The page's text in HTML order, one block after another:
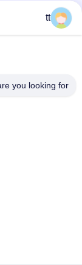
Solenoid Valve Coil
2 Way Brass
10 UD-10H
tt
you looking for?